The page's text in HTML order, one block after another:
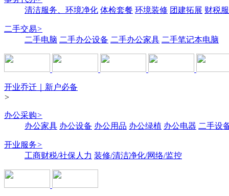
清洁服务、环境净化 体检套餐 环境装修 团建拓展 财税
二手交易>
二手电脑 二手办公设备 二手办公家具 二手笔记本电脑
开业乔迁｜新户必备
>
办公采购>
办公家具 办公设备 办公用品 办公绿植 办公电器 二手设
开业服务>
工商财税/社保人力 装修/清洁净化/网络/监控